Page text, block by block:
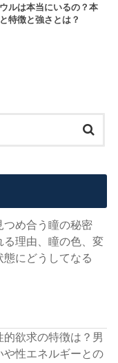
ルは本当にいるの？本
特徴と強さとは？
つめ合う瞳の秘密
る理由、瞳の色、変
にどうしてなる
的欲求の特徴は？男
や性エネルギーとの